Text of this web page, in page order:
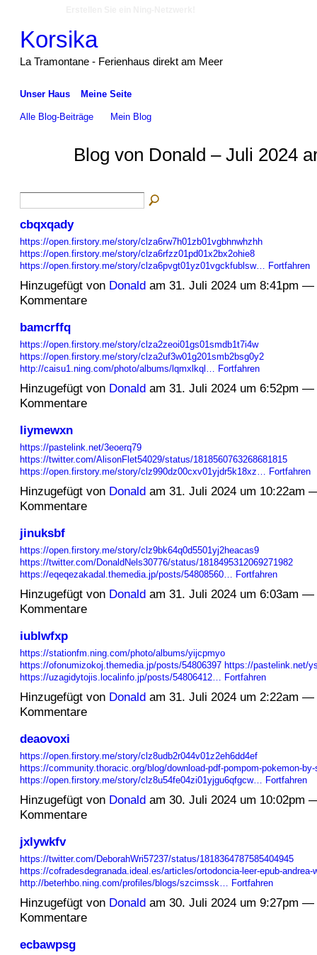
Korsika
La Tramontane - Ferienhaus direkt am Meer
Unser Haus Meine Seite
Alle Blog-Beiträge Mein Blog
Blog von Donald – Juli 2024
cbqxqady
https://open.firstory.me/story/clza6rw7h01zb01vgbhnwhzhh
https://open.firstory.me/story/clza6rfzz01pd01x2bx2ohie8
https://open.firstory.me/story/clza6pvgt01yz01vgckfublsw…
Fortfahren
Hinzugefügt von Donaldam 31. Juli 2024 um 8:41pm —
Kommentare
bamcrffq
https://open.firstory.me/story/clza2zeoi01gs01smdb1t7i4w
https://open.firstory.me/story/clza2uf3w01g201smb2bsg0y2
http://caisu1.ning.com/photo/albums/lqmxlkql…
Fortfahren
Hinzugefügt von Donaldam 31. Juli 2024 um 6:52pm —
Kommentare
liymewxn
https://pastelink.net/3eoerq79
https://twitter.com/AlisonFlet54029/status/1818560763268681815
https://open.firstory.me/story/clz990dz00cxv01yjdr5k18xz…
Fortfahren
Hinzugefügt von Donaldam 31. Juli 2024 um 10:22am
Kommentare
jinuksbf
https://open.firstory.me/story/clz9bk64q0d5501yj2heacas9
https://twitter.com/DonaldNels30776/status/1818495312069271982
https://eqeqezakadal.themedia.jp/posts/54808560…
Fortfahren
Hinzugefügt von Donaldam 31. Juli 2024 um 6:03am —
Kommentare
iublwfxp
https://stationfm.ning.com/photo/albums/yijcpmyo
https://ofonumizokoj.themedia.jp/posts/54806397 https://pastelink.net/
https://uzagidytojis.localinfo.jp/posts/54806412…
Fortfahren
Hinzugefügt von Donaldam 31. Juli 2024 um 2:22am —
Kommentare
deaovoxi
https://open.firstory.me/story/clz8udb2r044v01z2eh6dd4ef
https://community.thoracic.org/blog/download-pdf-pompom-pokemon-
https://open.firstory.me/story/clz8u54fe04zi01yjgu6qfgcw…
Fortfahren
Hinzugefügt von Donaldam 30. Juli 2024 um 10:02pm
Kommentare
jxlywkfv
https://twitter.com/DeborahWri57237/status/1818364787585404945
https://cofradesdegranada.ideal.es/articles/ortodoncia-leer-epub-andrea-
http://beterhbo.ning.com/profiles/blogs/szcimssk…
Fortfahren
Hinzugefügt von Donaldam 30. Juli 2024 um 9:27pm —
Kommentare
ecbawpsg